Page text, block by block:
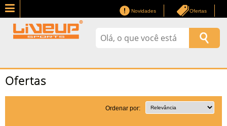
Novidades Ofertas
Ofertas
Ordenar por: